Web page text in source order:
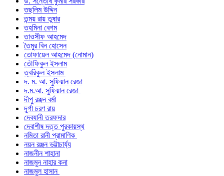
তছলিম উদ্দিন
তন্ময় রায় তুষার
তহমিনা বেগম
তাওসীফ আহমেদ
তৈমুর বিন হোসেন
তোফায়েল আহমেদ (নোমান)
তৌফিকুল ইসলাম
ত্বরিকুল ইসলাম
দ. ম. আ. সুফিয়ান রেজা
দ.ম.আ. সুফিয়ান রেজা
দীপু রঞ্জন বর্মা
দূর্গা চরণ রায়
দেবযানী তরফদার
দেবাশীষ দত্ত পুরকায়স্থ
নমিতা রানী প্রামাণিক
নয়ন রঞ্জন ভট্টাচার্য্য
নাজনীন শাহানা
নাজমুন নাহার কনা
নাজমুল হাসান